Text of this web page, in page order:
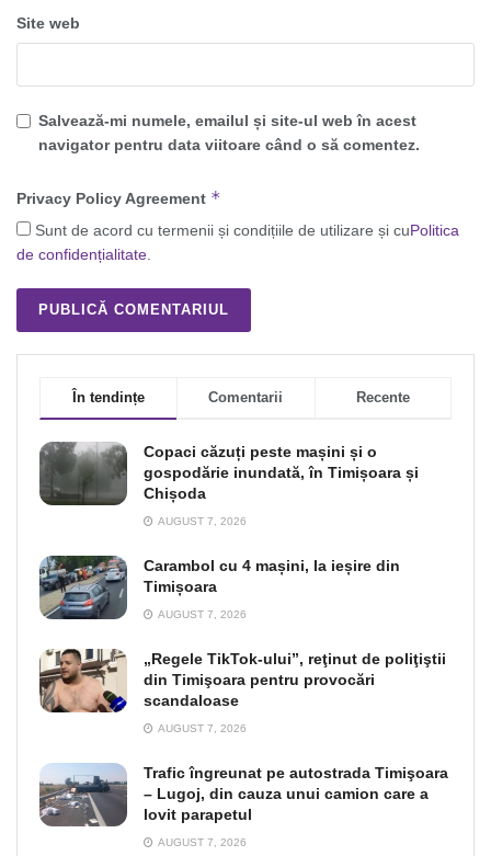
Site web
Salvează-mi numele, emailul și site-ul web în acest
navigator pentru data viitoare când o să comentez.
Privacy Policy Agreement *
Sunt de acord cu termenii și condițiile de utilizare și cuPolitica
de confidențialitate.
În tendințe Comentarii Recente
Copaci căzuți peste mașini și o
gospodărie inundată, în Timișoara și
Chișoda
AUGUST 7, 2026
Carambol cu 4 mașini, la ieșire din
Timișoara
AUGUST 7, 2026
„Regele TikTok-ului”, reţinut de poliţiştii
din Timişoara pentru provocări
scandaloase
AUGUST 7, 2026
Trafic îngreunat pe autostrada Timişoara
– Lugoj, din cauza unui camion care a
lovit parapetul
AUGUST 7, 2026